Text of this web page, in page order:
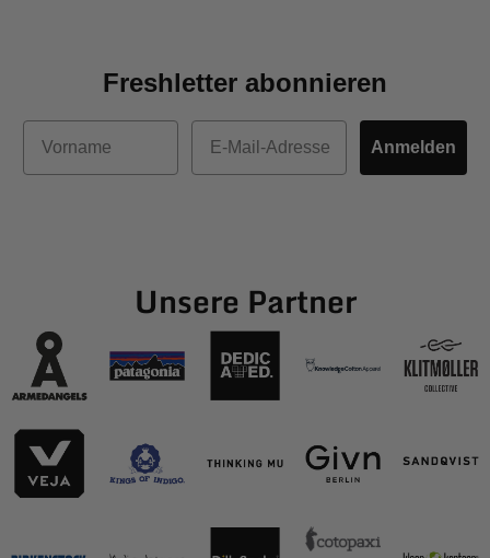
Freshletter abonnieren
Vorname
E-Mail
Anmelden
Unsere Partner